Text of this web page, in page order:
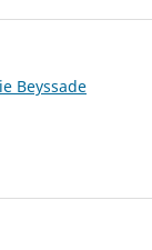
Beyssade